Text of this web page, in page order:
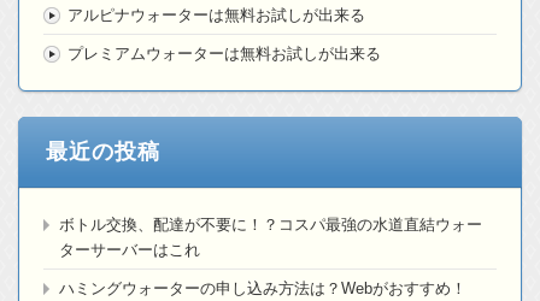
アルピナウォーターは無料お試しが出来る
プレミアムウォーターは無料お試しが出来る
最近の投稿
ボトル交換、配達が不要に！？コスパ最強の水道直結ウォー
ターサーバーはこれ
ハミングウォーターの申し込み方法は？Webがおすすめ！